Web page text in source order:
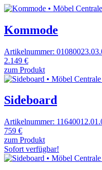
Kommode
Artikelnummer:
2.149 €
zum Produkt
Sideboard
Artikelnummer:
759 €
zum Produkt
Sofort verfügbar!